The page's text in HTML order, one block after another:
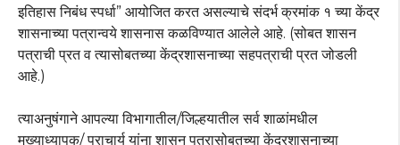
इतिहास निबंध स्पर्धा” आयोजित करत असल्याचे संदर्भ क्रमांक १ च्या केंद्र
शासनाच्या पत्रान्वये शासनास कळविण्यात आलेले आहे. (सोबत शासन
पत्राची प्रत व त्यासोबतच्या केंद्रशासनाच्या सहपत्राची प्रत जोडली
आहे.)
त्याअनुषंगाने आपल्या विभागातील/जिल्हयातील सर्व शाळांमधील
मुख्याध्यापक/ प्राचार्य यांना शासन पत्रासोबतच्या केंद्रशासनाच्या